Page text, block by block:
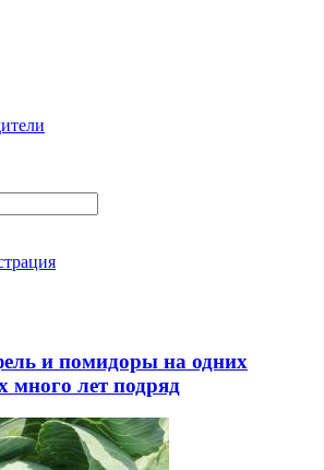
и помидоры на одних
много лет подряд